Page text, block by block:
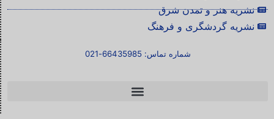
نشریه هنر و تمدن شرق
نشریه گردشگری و فرهنگ
شماره تماس: 66435985-021